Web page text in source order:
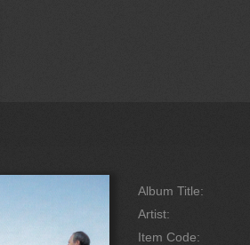
Album Title:
Artist:
Item Code: